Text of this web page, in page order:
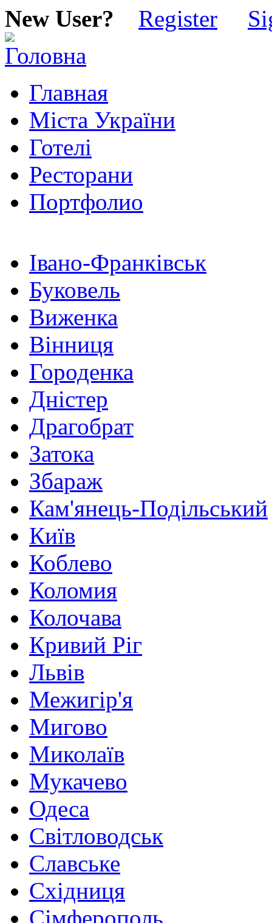
New User? Register
Главная
Міста України
Готелі
Ресторани
Портфолио
Івано-Франківськ
Буковель
Виженка
Вінниця
Городенка
Дністер
Драгобрат
Затока
Збараж
Кам'янець-Подільський
Київ
Коблево
Коломия
Колочава
Кривий Ріг
Львів
Межигір'я
Мигово
Миколаїв
Мукачево
Одеса
Світловодськ
Славське
Східниця